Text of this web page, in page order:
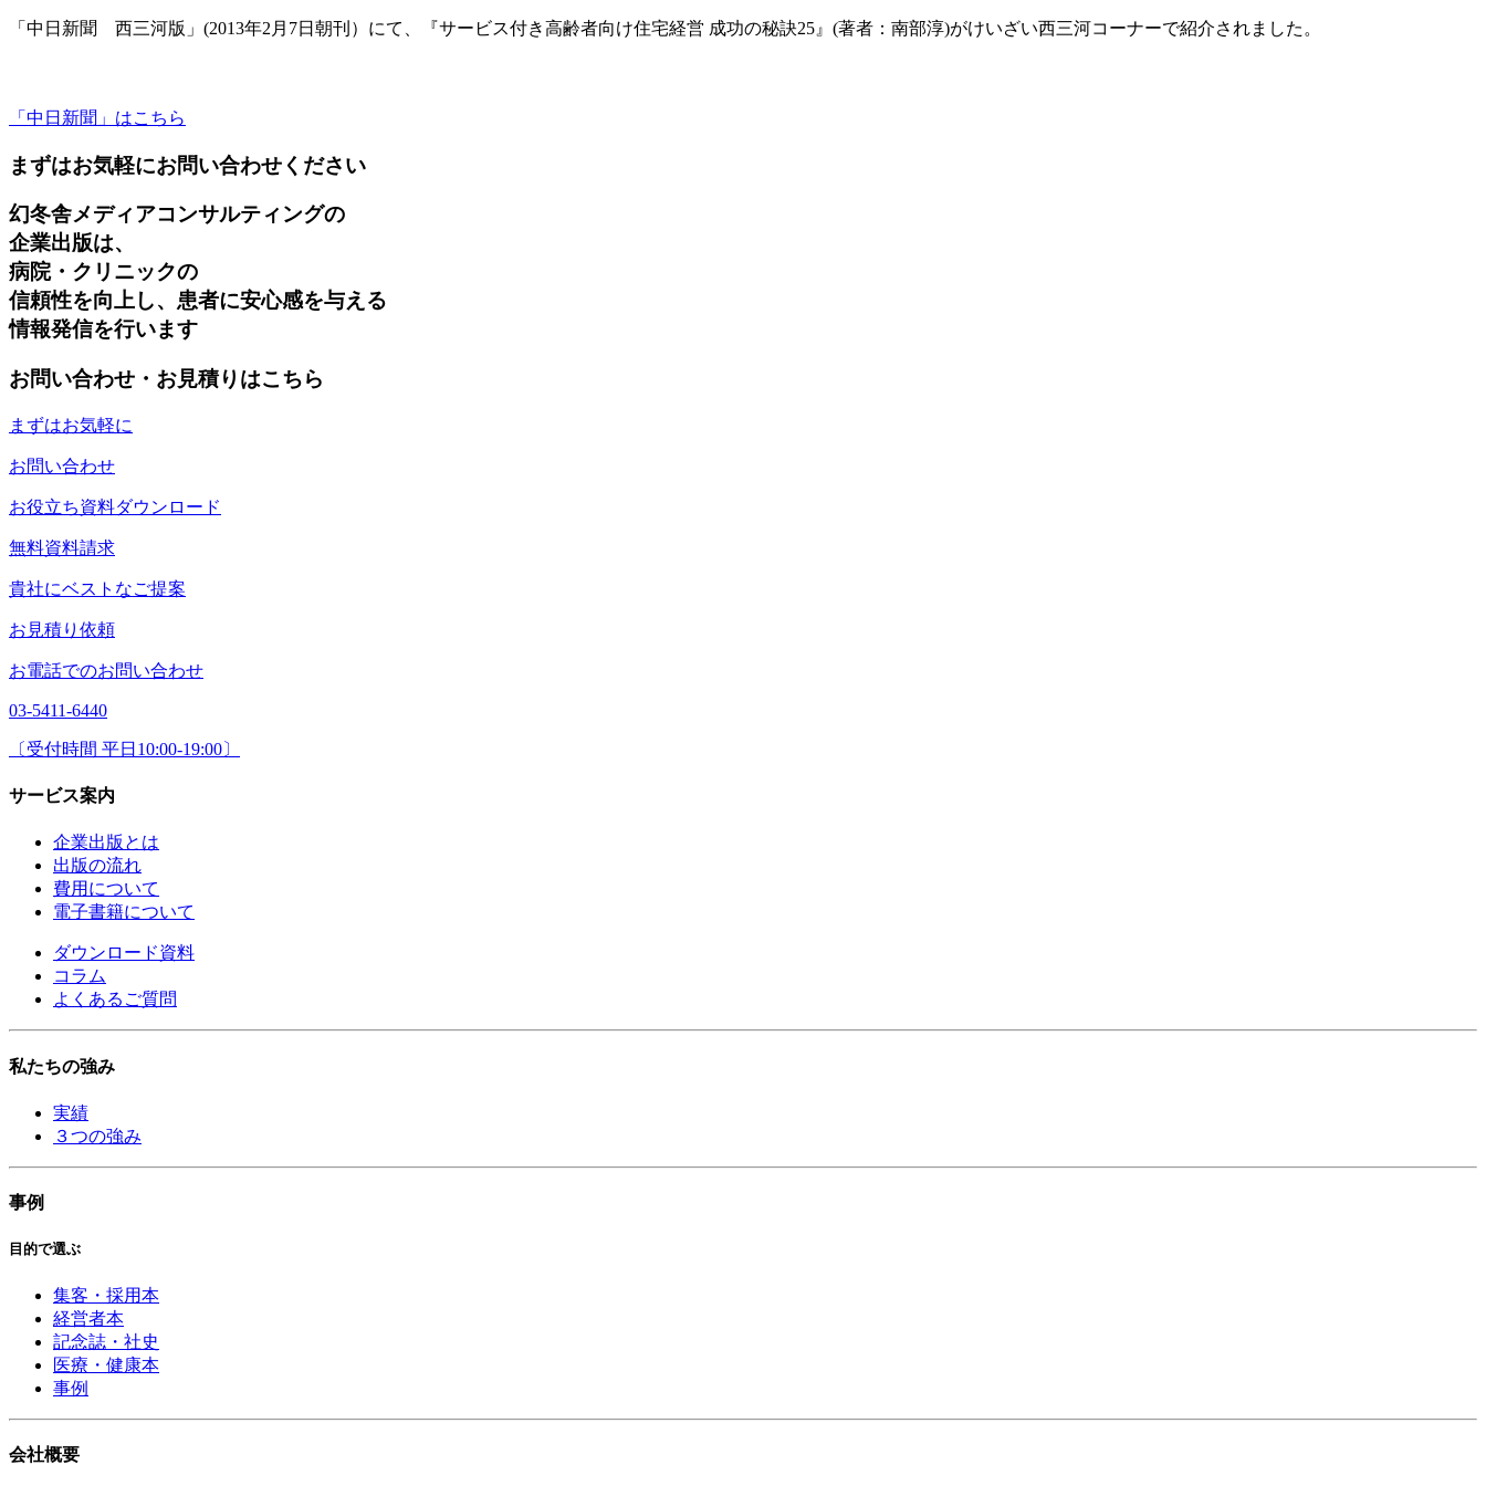
「中日新聞 西三河版」(2013年2月7日朝刊）にて、『サービス付き高齢者向け住宅経営 成功の秘訣25』(著者：南部淳)がけいざい西三河コーナーで紹介されました。
「中日新聞」はこちら
まずはお気軽にお問い合わせください
幻冬舎メディアコンサルティングの
企業出版は、
病院・クリニックの
信頼性を向上し、患者に安心感を与える
情報発信を行います
お問い合わせ・お見積りはこちら
まずはお気軽に
お問い合わせ
お役立ち資料ダウンロード
無料資料請求
貴社にベストなご提案
お見積り依頼
お電話でのお問い合わせ
03-5411-6440
〔受付時間 平日10:00-19:00〕
サービス案内
企業出版とは
出版の流れ
費用について
電子書籍について
ダウンロード資料
コラム
よくあるご質問
私たちの強み
実績
３つの強み
事例
目的で選ぶ
集客・採用本
経営者本
記念誌・社史
医療・健康本
事例
会社概要